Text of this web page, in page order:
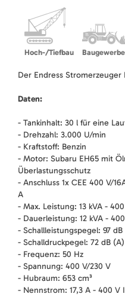
Hoch-/Tiefbau Baugewerbe
Der Endress Stromerzeuger
Daten:
- Tankinhalt: 30 l für eine
- Drehzahl: 3.000 U/min
- Kraftstoff: Benzin
- Motor: Subaru EH65 mit
Überlastungsschutz
- Anschluss 1x CEE 400 V/
A
- Max. Leistung: 13 kVA -
- Dauerleistung: 12 kVA -
- Schallleistungspegel: 97 dB
- Schalldruckpegel: 72 dB (A)
- Frequenz: 50 Hz
- Spannung: 400 V/230 V
- Hubraum: 653 cm³
- Nennstrom: 17,3 A - 400 V